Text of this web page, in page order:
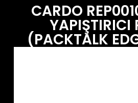
CARDO
YAPIŞTIRICI
(PACKTALK